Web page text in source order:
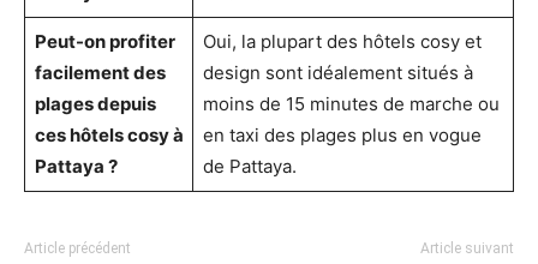
Peut-on profiter
facilement des
plages depuis
ces hôtels cosy à
Pattaya ?
Oui, la plupart des hôtels cosy et
design sont idéalement situés à
moins de 15 minutes de marche ou
en taxi des plages plus en vogue
de Pattaya.
Article précédent Article suivant